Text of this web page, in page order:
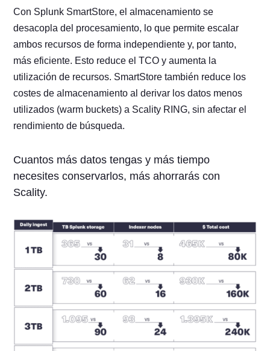
Con Splunk SmartStore, el almacenamiento se
desacopla del procesamiento, lo que permite escalar
ambos recursos de forma independiente y, por tanto,
más eficiente. Esto reduce el TCO y aumenta la
utilización de recursos. SmartStore también reduce los
costes de almacenamiento al derivar los datos menos
utilizados (warm buckets) a Scality RING, sin afectar el
rendimiento de búsqueda.
Cuantos más datos tengas y más tiempo
necesites conservarlos, más ahorrarás con
Scality.